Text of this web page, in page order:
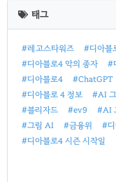
근
글
태그
#레고스타워즈 #디아블
#디아블로4 악의 종자
#
#디아블로4
#ChatGPT
#디아블로 4 정보
#AI
#블리자드
#ev9 #AI
#그림 AI
#금융위 #
#디아블로4 시즌 시작일